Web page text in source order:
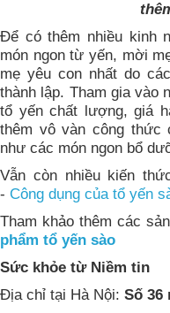
Để có thêm nhiều kinh
món ngon từ yến, mời
mẹ yêu con nhất do
thành lập. Tham gia vào
tổ yến chất lượng, giá
thêm vô vàn công thức
như các món ngon bổ
Vẫn còn nhiều kiến
- Công dụng của tổ yến
Tham khảo thêm các
phẩm tổ yến sào
Sức khỏe từ Niềm tin
Địa chỉ tại Hà Nội: Số 36